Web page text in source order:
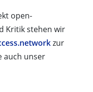
open-
Kritik stehen wir
zur
auch unser